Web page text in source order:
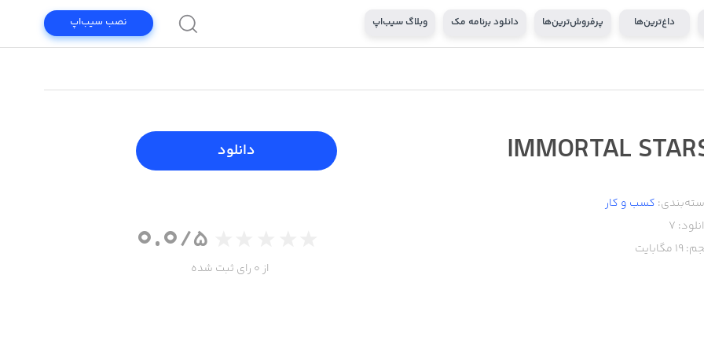
داغ‌ترین‌ها پرفروش‌ترین‌ها دانلود برنامه مک وبلاگ سیب‌اپ نصب سیب‌اپ
IMMORTAL
کسب‌ و ‌کار
7
19 مگابایت
دانلود
0.0/5
از 0 رای ثبت شده